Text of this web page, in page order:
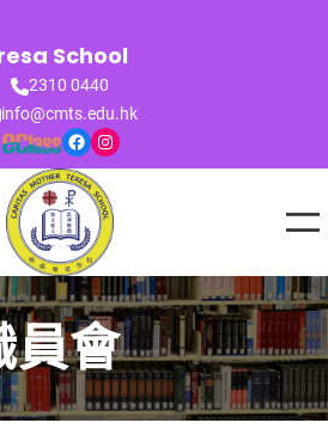
School
2310 0440
info@cmts.edu.hk
Facebook Instagram
員會